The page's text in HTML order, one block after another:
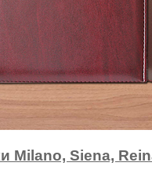
Milano, Siena,